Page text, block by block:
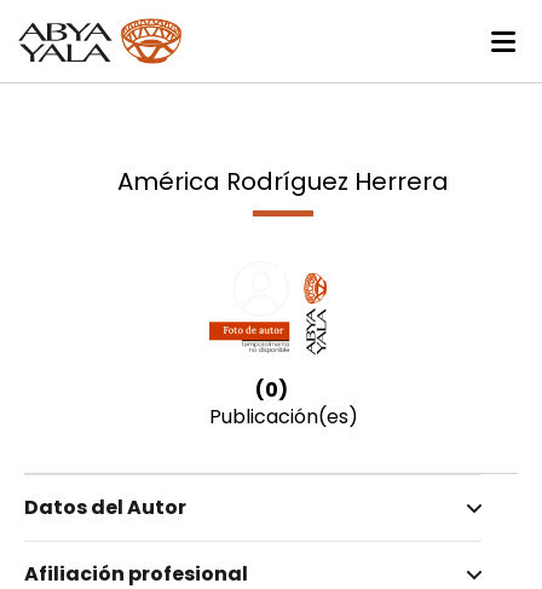
América Rodríguez Herrera
(0)
Publicación(es)
Datos del Autor
Rodríguez Herrera, América
Afiliación profesional